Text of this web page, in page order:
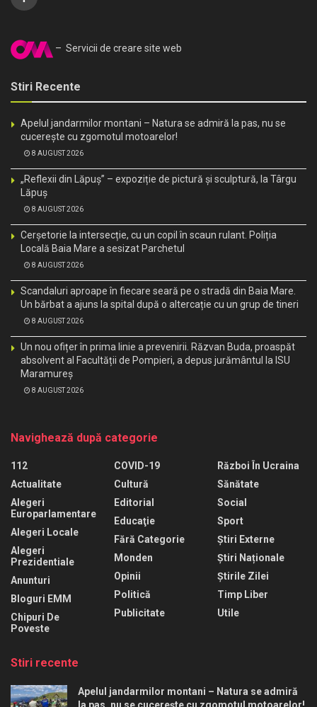
– Servicii de creare site web
Stiri Recente
Apelul jandarmilor montani – Natura se admiră la pas, nu se
cucerește cu zgomotul motoarelor!
8 AUGUST 2026
„Reflexii din Lăpuș” – expoziție de pictură și sculptură, la Târgu
Lăpuș
8 AUGUST 2026
Cerșetorie la intersecție, cu un copil în scaun rulant. Poliția
Locală Baia Mare a sesizat Parchetul
8 AUGUST 2026
Scandaluri aproape în fiecare seară pe o stradă din Baia Mare.
Un bărbat a ajuns la spital după o altercație cu un grup de tineri
8 AUGUST 2026
Un nou ofițer în prima linie a prevenirii. Răzvan Buda, proaspăt
absolvent al Facultății de Pompieri, a depus jurământul la ISU
Maramureș
8 AUGUST 2026
Navighează după categorie
112
Actualitate
Alegeri
Europarlamentare
Alegeri Locale
Alegeri
Prezidentiale
Anunturi
Bloguri EMM
Chipuri De
Poveste
COVID-19
Cultură
Editorial
Educaţie
Fără Categorie
Monden
Opinii
Politică
Publicitate
Război În Ucraina
Sănătate
Social
Sport
Știri Externe
Știri Naționale
Știrile Zilei
Timp Liber
Utile
Stiri recente
Apelul jandarmilor montani – Natura se admiră
la pas, nu se cucerește cu zgomotul motoarelor!